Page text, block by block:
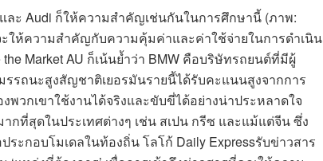
ละ Audi ก็ให้ความสำคัญเช่นกันในการศึกษานี้ (ภาพ:
ให้ความสำคัญกับความคุ้มค่าและค่าใช้จ่ายในการดำเนิน
Market AU ก็เน้นย้ำว่า BMW คือบริษัทรถยนต์ที่มีผู้
รถนะสูงสัญชาติเยอรมันรายนี้ได้รับคะแนนสูงจากการ
พวกเขาใช้งานได้จริงและขับขี่ได้อย่างน่าประหลาดใจ
กที่สุดในประเทศต่างๆ เช่น สเปน กรีซ และแม้แต่จีน ซึ่ง
ระกอบโมเดลในท้องถิ่น โลโก้ Daily Expressรับข่าวสาร